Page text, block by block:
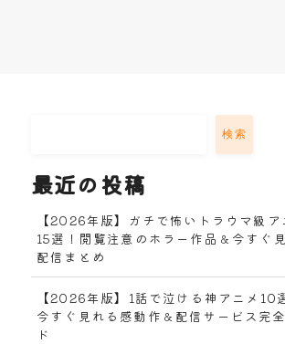
検索
最近の投稿
【2026年版】ガチで怖いトラウマ級ア
15選！閲覧注意のホラー作品＆今すぐ
配信まとめ
【2026年版】1話で泣ける神アニメ10
今すぐ見れる感動作＆配信サービス完
ド